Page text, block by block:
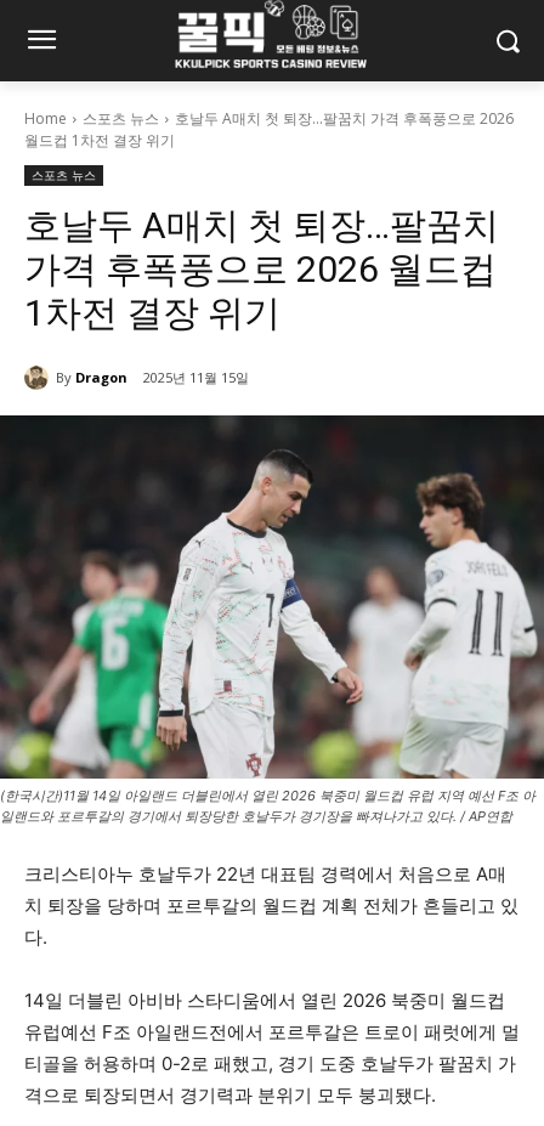
Home 스포츠 뉴스
호날두 A매치 첫 퇴장…팔꿈치 가격 후폭풍으로 2026
월드컵 1차전 결장 위기
스포츠 뉴스
호날두 A매치 첫 퇴장…팔꿈치
가격 후폭풍으로 2026 월드컵
1차전 결장 위기
By Dragon 2025년 11월 15일
(한국시간)11월 14일 아일랜드 더블린에서 열린 2026 북중미 월드컵 유럽 지역 예선 F조 아
일랜드와 포르투갈의 경기에서 퇴장당한 호날두가 경기장을 빠져나가고 있다. / AP연합
크리스티아누 호날두가 22년 대표팀 경력에서 처음으로 A매
치 퇴장을 당하며 포르투갈의 월드컵 계획 전체가 흔들리고 있
다.
14일 더블린 아비바 스타디움에서 열린 2026 북중미 월드컵
유럽예선 F조 아일랜드전에서 포르투갈은 트로이 패럿에게 멀
티골을 허용하며 0-2로 패했고, 경기 도중 호날두가 팔꿈치 가
격으로 퇴장되면서 경기력과 분위기 모두 붕괴됐다.